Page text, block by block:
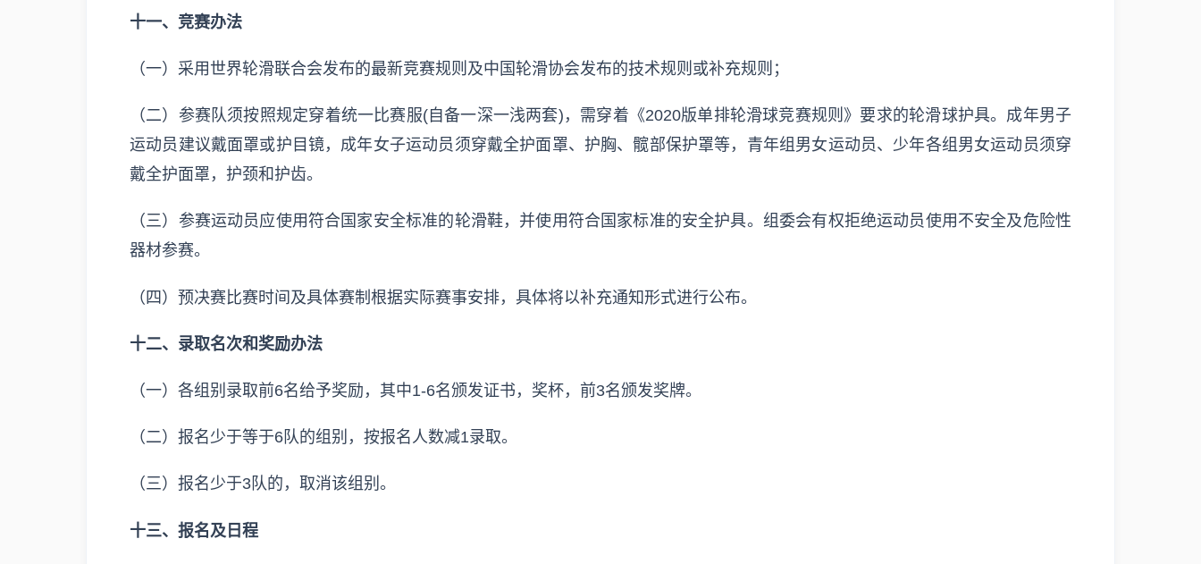
十一、竞赛办法
（一）采用世界轮滑联合会发布的最新竞赛规则及中国轮滑协会发布的技术规则或补充规则；
（二）参赛队须按照规定穿着统一比赛服(自备一深一浅两套)，需穿着《2020版单排轮滑球竞赛规则》要求的轮滑球护具。成年男子
运动员建议戴面罩或护目镜，成年女子运动员须穿戴全护面罩、护胸、髋部保护罩等，青年组男女运动员、少年各组男女运动员须穿
戴全护面罩，护颈和护齿。
（三）参赛运动员应使用符合国家安全标准的轮滑鞋，并使用符合国家标准的安全护具。组委会有权拒绝运动员使用不安全及危险性
器材参赛。
（四）预决赛比赛时间及具体赛制根据实际赛事安排，具体将以补充通知形式进行公布。
十二、录取名次和奖励办法
（一）各组别录取前6名给予奖励，其中1-6名颁发证书，奖杯，前3名颁发奖牌。
（二）报名少于等于6队的组别，按报名人数减1录取。
（三）报名少于3队的，取消该组别。
十三、报名及日程